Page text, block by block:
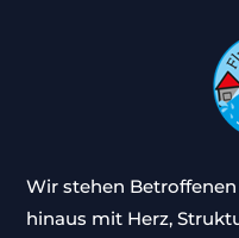
Wir stehen
hinaus mit Herz,